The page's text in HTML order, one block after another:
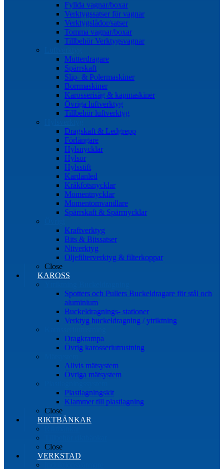
Fyllda vagnar/boxar
Verktygssatser för vagnar
Verktygslådor/satser
Tomma vagnar/boxar
Tillbehör Verktygsvagnar
Mutterdragare
Spärrskaft
Slip- & Polermaskiner
Borrmaskiner
Karosserisåg & kapmaskiner
Övriga luftverktyg
Tillbehör luftverktyg
Dragskaft & Ledgrepp
Förlängare
Hylsnycklar
Hylsor
Hylsstift
Kardanled
Kråkfotsnycklar
Momentnycklar
Momentomvandlare
Spärrskaft & Spärrnycklar
Kraftverktyg
Bits & Bitssatser
Nitverktyg
Oljefilterverktyg & filterkoppar
Close
KAROSS
Spotters och Pullers Buckeldragare för stål och
aluminium
Buckeldragnings- stationer
Verktyg buckeldragning / ytriktning
Dragkrampa
Övrig karosseriutrustning
Allvis mätsystem
Övriga mätsystem
Plastlagningskit
Klammer till plastlagning
Close
RIKTBÄNKAR
Close
VERKSTAD